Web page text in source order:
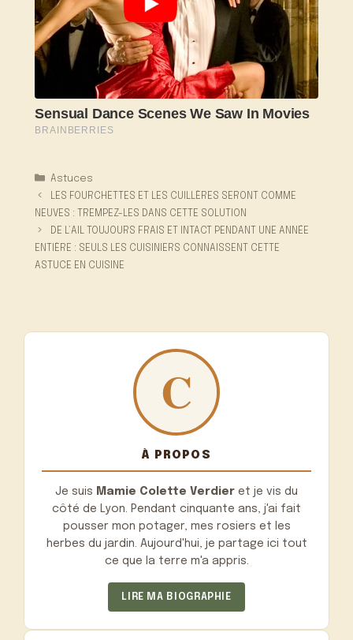
Catégories
Astuces
LES FOURCHETTES ET LES CUILLÈRES SERONT COMME
NEUVES : TREMPEZ-LES DANS CETTE SOLUTION
DE L’AIL TOUJOURS FRAIS ET INTACT PENDANT UNE ANNÉE
ENTIÈRE : SEULS LES CUISINIERS CONNAISSENT CETTE
ASTUCE EN CUISINE
À PROPOS
Je suis Mamie Colette Verdier et je vis du
côté de Lyon. Pendant cinquante ans, j'ai fait
pousser mon potager, mes rosiers et les
herbes du jardin. Aujourd'hui, je partage ici tout
ce que la terre m'a appris.
LIRE MA BIOGRAPHIE